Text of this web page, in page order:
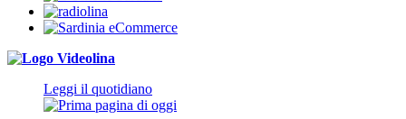
Leggi il quotidiano